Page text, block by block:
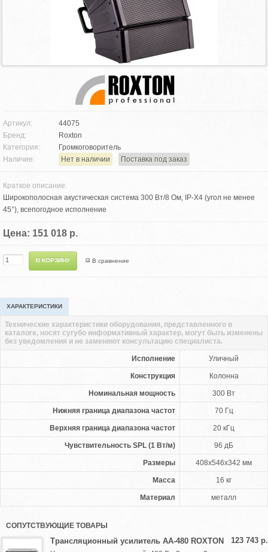
Артикул:
44075
Бренд:
Roxton
Категория:
Громкоговоритель
Наличие:
Нет в наличии Поставка под заказ
Краткое описание:
Широкополосная акустическая система 300 Вт/8 Ом, IP-X4 (угол не менее
45°), всепогодное исполнение
Цена: 151 018 р.
В сравнение
ХАРАКТЕРИСТИКИ
Исполнение Уличный
Конструкция Колонна
Номинальная мощность 300 Вт
Нижняя граница диапазона частот 70 Гц
Верхняя граница диапазона частот 20 кГц
Чувствительность SPL (1 Вт/м) 96 дБ
Размеры 408х546х342 мм
Масса 16 кг
Материал металл
Технические характеристики оборудования, представленного в
каталоге, носят сугубо информативный характер, могут быть изменены
без уведомления и не заменяют консультацию специалиста.
СОПУТСТВУЮЩИЕ ТОВАРЫ
123 743 р.
Трансляционный усилитель AA-480 ROXTON